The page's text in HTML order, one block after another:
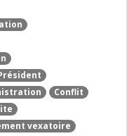
Conflit
vexatoire